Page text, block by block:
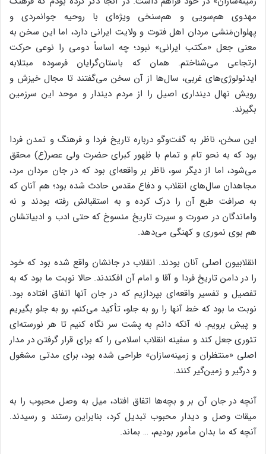
مهدوی هم‌سویی و هم‌سنخی ویژه‌ای با روحیه جوانمردی و
پهلوان‌مَنشی مردان اهل فتوت و ولایت ایرانی دارد، اما این سخن به
معنی جعل «مکتب ایرانی» نبود؛ چه اساساً دومی را نوعی حرکت
ارتجاعی می‌شناختم. همان که باستان‌گرایان فرسوده مبتلابه
ایدئولوژی‌های غربی، سال‌ها از آن سخن می‌گفتند تا مجال خیزش و
رویش نهال دینداری اصیل را از مردم دیندار و موحد این سرزمین
بگیرند.
این سخن، ناظر به گفت‌وگو درباره تاریخ فردا و فرهنگ و تمدن فردا
بود که به نحو تام و تمام با ظهور کبرای حضرت ولی عصر(ع) محقق
می‌شود، اما از دیگر سو، ناظر بر واقعه‌ای بود که در جان مردان مرد،
مجاهدان سال‌های انقلاب و دفاع مقدس حادث شده بود؛ هم آنان که
به صرافت طبع آن را درک کرده و به استقبالش رفته بودند و نه
واماندگان در صورت و سیرت تاریخ منسوخ که حتی ادب و ادبیاتشان
هم بوی نموری و کهنگی می‌دهد.
انقلابیون اصلی آنان بودند. انقلاب در جانشان واقع شده بود که خود
را در دامن تاریخ فردا و آقا و امام آن افکندند. حالا نوبت ما بود که به
تفصیل و تفسیر واقعه‌ای بپردازیم که در جان آنها اتفاق افتاده بود.
نوبت ما بود که خط آنها را رو به جلو، تأکید می‌کنم، رو به جلو بگیریم
و پیش برویم. نه آنکه دائم به پشت سر نگاه کنیم تا هر نورسته‌ای
تئوری جعل کند و سفینه انقلاب اسلامی را که برای قرار گرفتن در مدار
اصلی «منتظران و زمینه‌سازان» طراحی شده بود، برای مدتی مشغول
و درگیر و زمین‌گیر کنند.
آنچه در جان آن بر و بچه‌ها اتفاق افتاد، میل به وصل محبوب را به
میقات وصل و دیدار محبوب تبدیل کرد، بنابراین رستند و رسیدند.
آنچه که ما بدان مأمور بودیم، … بماند.